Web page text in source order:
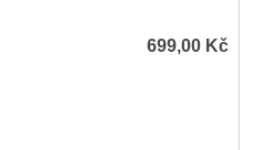
699,00 Kč